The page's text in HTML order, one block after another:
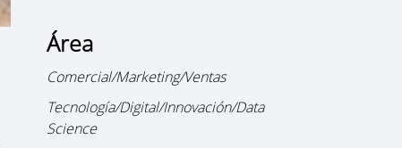
Área
Comercial/Marketing/Ventas
Tecnología/Digital/Innovación/Data
Science